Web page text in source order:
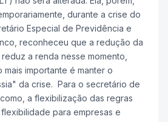
durante a crise do
Especial de Previdência e
reconheceu que a redução da
a renda nesse momento,
importante é manter o
da crise. Para o secretário de
a flexibilização das regras
para empresas e